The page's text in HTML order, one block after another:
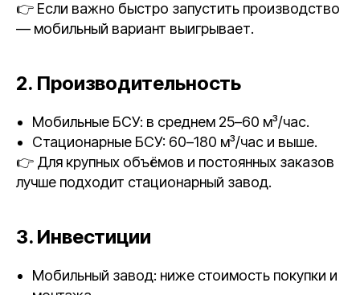
👉 Если важно быстро запустить производство
— мобильный вариант выигрывает.
2. Производительность
Мобильные БСУ: в среднем 25–60 м³/час.
Стационарные БСУ: 60–180 м³/час и выше.
👉 Для крупных объёмов и постоянных заказов
лучше подходит стационарный завод.
3. Инвестиции
Мобильный завод: ниже стоимость покупки и